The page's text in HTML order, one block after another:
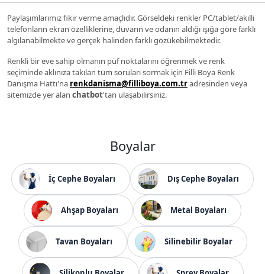
Paylaşımlarımız fikir verme amaçlıdır. Görseldeki renkler PC/tablet/akıllı
telefonların ekran özelliklerine, duvarın ve odanın aldığı ışığa göre farklı
algılanabilmekte ve gerçek halinden farklı gözükebilmektedir.
Renkli bir eve sahip olmanın püf noktalarını öğrenmek ve renk
seçiminde aklınıza takılan tüm soruları sormak için Filli Boya Renk
Danışma Hattı'na renkdanisma@filliboya.com.tradresinden veya
sitemizde yer alan chatbot'tan ulaşabilirsiniz.
Boyalar
İç Cephe Boyaları Dış Cephe Boyaları
Ahşap Boyaları Metal Boyaları
Tavan Boyaları Silinebilir Boyalar